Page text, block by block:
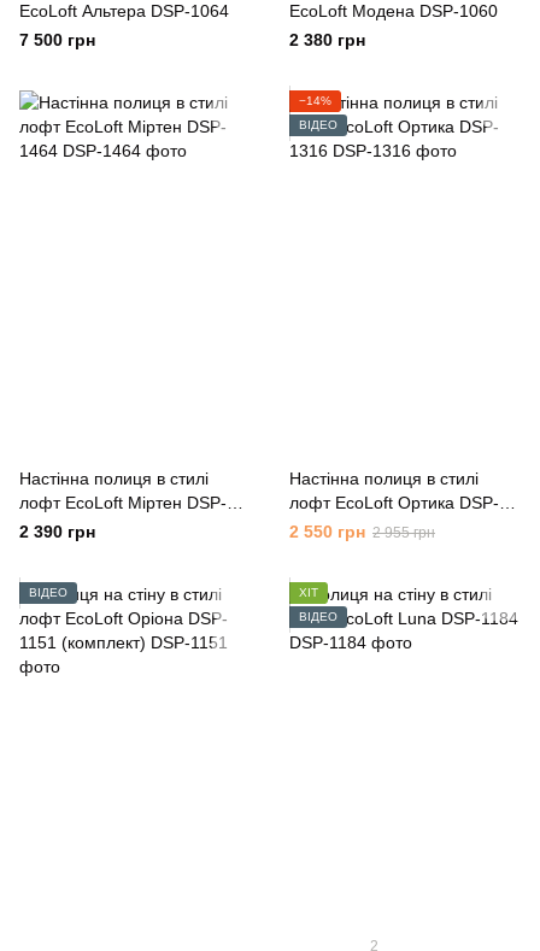
EcoLoft Альтера DSP-1064
7 500 грн
EcoLoft Модена DSP-1060
2 380 грн
Настінна полиця в стилі
лофт EcoLoft Міртен DSP-
1464
2 390 грн
−14%
ВІДЕО
Настінна полиця в стилі
лофт EcoLoft Ортика DSP-
1316
2 550 грн 2 955 грн
ВІДЕО
ХІТ
ВІДЕО
2